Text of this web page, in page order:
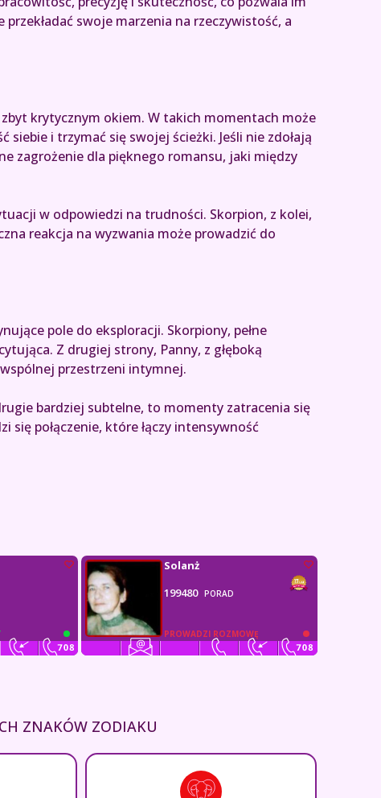
swoje marzenia na rzeczywistość, a
krytycznym okiem. W takich momentach może
i trzymać się swojej ścieżki. Jeśli nie zdołają
zagrożenie dla pięknego romansu, jaki między
w odpowiedzi na trudności. Skorpion, z kolei,
reakcja na wyzwania może prowadzić do
pole do eksploracji. Skorpiony, pełne
Z drugiej strony, Panny, z głęboką
przestrzeni intymnej.
bardziej subtelne, to momenty zatracenia się
połączenie, które łączy intensywność
PROWADZI ROZMOWĘ
Solanż
199480 PORAD
ZNAKÓW ZODIAKU